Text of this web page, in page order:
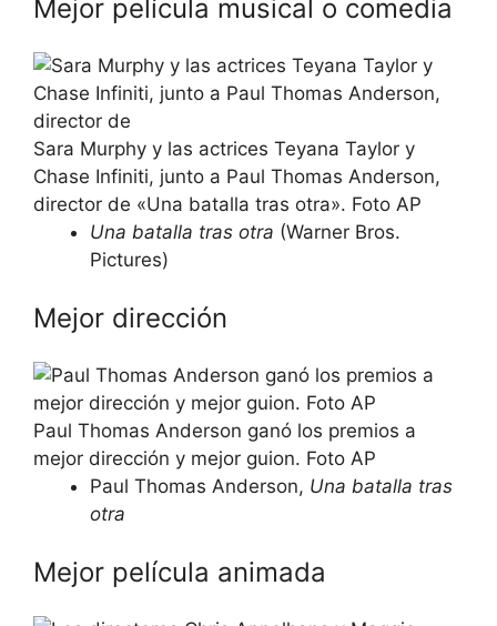
Mejor película musical o comedia
Sara Murphy y las actrices Teyana Taylor y
Chase Infiniti, junto a Paul Thomas Anderson,
director de «Una batalla tras otra». Foto AP
Una batalla tras otra (Warner Bros.
Pictures)
Mejor dirección
Paul Thomas Anderson ganó los premios a
mejor dirección y mejor guion. Foto AP
Paul Thomas Anderson, Una batalla tras
otra
Mejor película animada